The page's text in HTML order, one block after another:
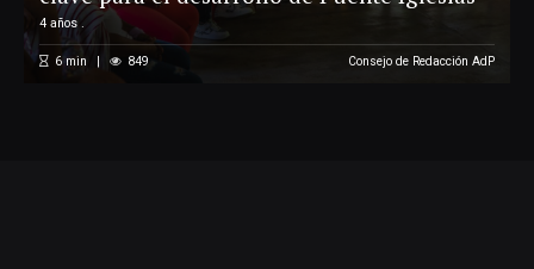
4 años .
6min 849 Consejo de Redacción AdP